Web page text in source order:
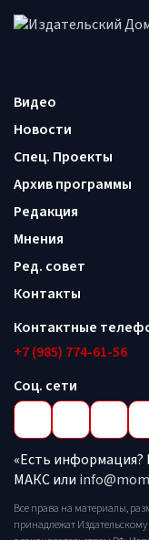
Видео
Новости
Спец. Проекты
Архив программы
Редакция
Мнения
Ред. совет
Контакты
Контактные
+7 (985) 774-61-56
Соц. сети
«Есть
МАКС или
Все права на материалы,
принадлежат